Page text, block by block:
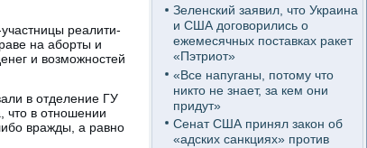
реалити-
на аборты и
и возможностей
в отделение ГУ
что в отношении
вражды, а равно
Зеленский заявил, что Украина
и США договорились о
ежемесячных поставках ракет
«Пэтриот»
«Все напуганы, потому что
никто не знает, за кем они
придут»
Сенат США принял закон об
«адских санкциях» против